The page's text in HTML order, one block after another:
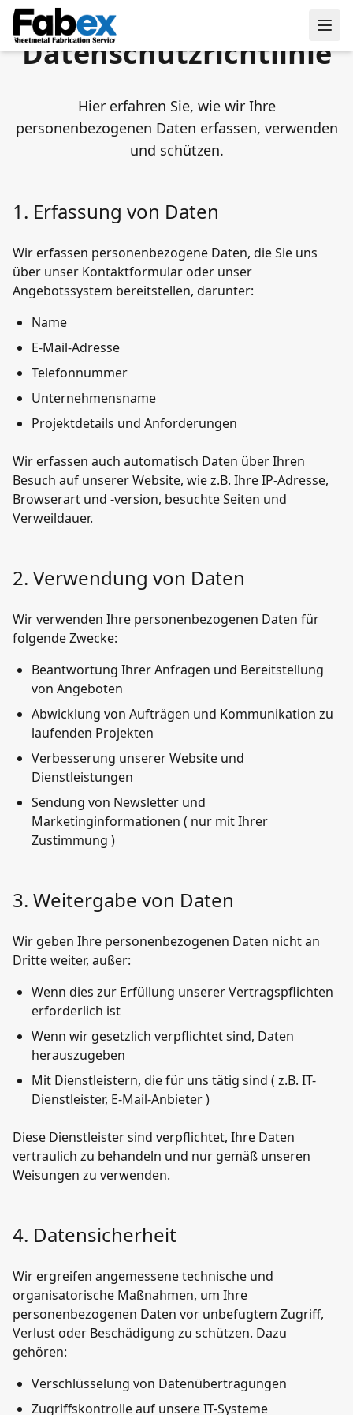
Skip to main content
Datenschutzrichtlinie
Hier erfahren Sie, wie wir Ihre
personenbezogenen Daten erfassen, verwenden
und schützen.
1. Erfassung von Daten
Wir erfassen personenbezogene Daten, die Sie uns
über unser Kontaktformular oder unser
Angebotssystem bereitstellen, darunter:
Name
E-Mail-Adresse
Telefonnummer
Unternehmensname
Projektdetails und Anforderungen
Wir erfassen auch automatisch Daten über Ihren
Besuch auf unserer Website, wie z.B. Ihre IP-Adresse,
Browserart und -version, besuchte Seiten und
Verweildauer.
2. Verwendung von Daten
Wir verwenden Ihre personenbezogenen Daten für
folgende Zwecke:
Beantwortung Ihrer Anfragen und Bereitstellung
von Angeboten
Abwicklung von Aufträgen und Kommunikation zu
laufenden Projekten
Verbesserung unserer Website und
Dienstleistungen
Sendung von Newsletter und
Marketinginformationen ( nur mit Ihrer
Zustimmung )
3. Weitergabe von Daten
Wir geben Ihre personenbezogenen Daten nicht an
Dritte weiter, außer:
Wenn dies zur Erfüllung unserer Vertragspflichten
erforderlich ist
Wenn wir gesetzlich verpflichtet sind, Daten
herauszugeben
Mit Dienstleistern, die für uns tätig sind ( z.B. IT-
Dienstleister, E-Mail-Anbieter )
Diese Dienstleister sind verpflichtet, Ihre Daten
vertraulich zu behandeln und nur gemäß unseren
Weisungen zu verwenden.
4. Datensicherheit
Wir ergreifen angemessene technische und
organisatorische Maßnahmen, um Ihre
personenbezogenen Daten vor unbefugtem Zugriff,
Verlust oder Beschädigung zu schützen. Dazu
gehören:
Verschlüsselung von Datenübertragungen
Zugriffskontrolle auf unsere IT-Systeme